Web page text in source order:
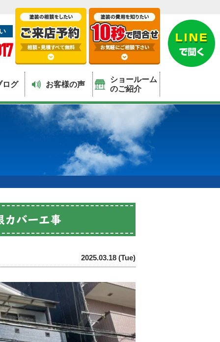
ログ お客様の声
ショールーム
のご紹介
バー工事
2025.03.18 (Tue)